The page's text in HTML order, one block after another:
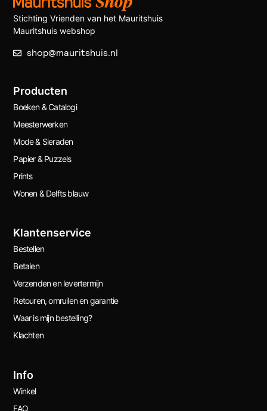
Stichting Vrienden van het Mauritshuis
Mauritshuis webshop
shop@mauritshuis.nl
Producten
Boeken & Catalogi
Meesterwerken
Mode & Sieraden
Papier & Puzzels
Prints
Wonen & Delfts blauw
Klantenservice
Bestellen
Betalen
Verzenden en levertermijn
Retouren, omruilen en garantie
Waar is mijn bestelling?
Klachten
Info
Winkel
FAQ